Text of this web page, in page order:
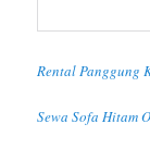
Rental Panggung
Sewa Sofa Hitam